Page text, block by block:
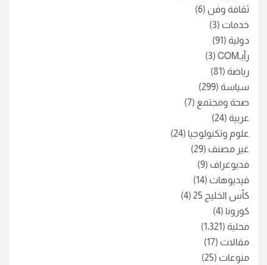
ثقافة وفن (6)
خدمات (3)
دولية (91)
رأيـCOM
(3)
رياضة (81)
سياسة (299)
صحة ومجتمع (7)
عربية (24)
علوم وتكنولوجيا (24)
غير مصنف (29)
فديوغراف (9)
فيديوهات (14)
كأس الخليج 25
(4)
كورونا (4)
محلية (1٬321)
مقالات (17)
منوعات (25)